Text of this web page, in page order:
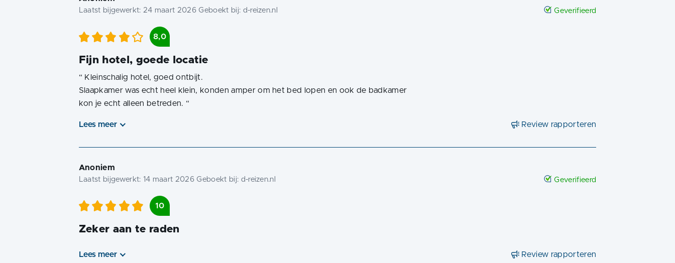
Laatst bijgewerkt: 24 maart 2026 Geboekt bij: d-reizen.nl Geverifieerd
8,0
Fijn hotel, goede locatie
“ Kleinschalig hotel, goed ontbijt.
Slaapkamer was echt heel klein, konden amper om het bed lopen en ook de badkamer
kon je echt alleen betreden. “
Lees meer Review rapporteren
Anoniem
Laatst bijgewerkt: 14 maart 2026 Geboekt bij: d-reizen.nl Geverifieerd
10
Zeker aan te raden
Lees meer Review rapporteren